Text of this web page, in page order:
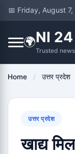
📅 Friday, August
🌍NI
Trusted
Home / उत्तर प्रदेश
उत्तर प्रदेश
खाद्य